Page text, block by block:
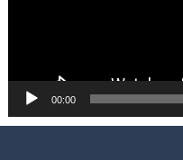
00:00